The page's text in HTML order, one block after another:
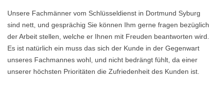
Unsere Fachmänner vom Schlüsseldienst in Dortmund Syburg
sind nett, und gesprächig Sie können Ihm gerne fragen bezüglich
der Arbeit stellen, welche er Ihnen mit Freuden beantworten wird.
Es ist natürlich ein muss das sich der Kunde in der Gegenwart
unseres Fachmannes wohl, und nicht bedrängt fühlt, da einer
unserer höchsten Prioritäten die Zufriedenheit des Kunden ist.